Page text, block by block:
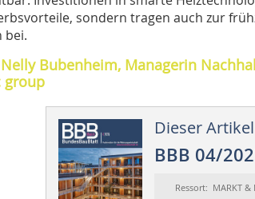
sondern tragen auch zur
bei.
Bubenheim, Managerin
group
Dieser
BBB 04/
Ressort: MARKT &